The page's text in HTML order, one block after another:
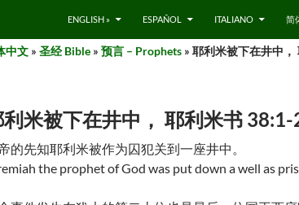
ENGLISH » ESPAÑOL ITALIANO 简
中文 » 圣经 Bible » 预言 – Prophets » 耶利米被下在井中
米被下在井中， 耶利米书
的先知耶利米被作为囚犯关到一座井中。
the prophet of God was put down a well as